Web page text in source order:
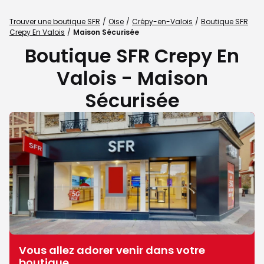
Trouver une boutique SFR Oise Crépy-en-Valois
Boutique SFR
Crepy En Valois
Maison Sécurisée
Boutique SFR Crepy En
Valois - Maison
Sécurisée
Vous allez adorer venir dans votre